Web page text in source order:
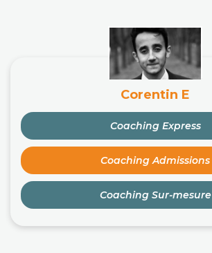
Corentin E
Coaching Express
Coaching Admissions
Coaching Sur-mesure